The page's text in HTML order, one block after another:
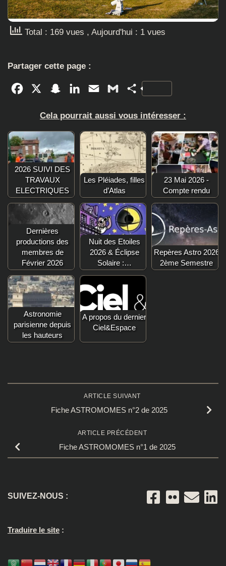
Total : 169 vues , Aujourd'hui : 1 vues
Partager cette page :
Facebook SnapchatLinkedInEmail GmailPartager
Cela pourrait aussi vous intéresser :
2026 SUIVI DES
TRAVAUX
ELECTRIQUES
Les Pléiades, filles
d’Atlas
23 Mai 2026 -
Compte rendu
Dernières
productions des
membres de
Février 2026
Nuit des Etoiles
2026 & Éclipse
Solaire :…
Repères Astro 2026
2ème Semestre
Astronomie
parisienne depuis
les hauteurs
A propos du dernier
Ciel&Espace
ARTICLE SUIVANT
Fiche ASTROMOMES n°2 de 2025
ARTICLE PRÉCÉDENT
Fiche ASTROMOMES n°1 de 2025
SUIVEZ-NOUS :
Traduire le site :